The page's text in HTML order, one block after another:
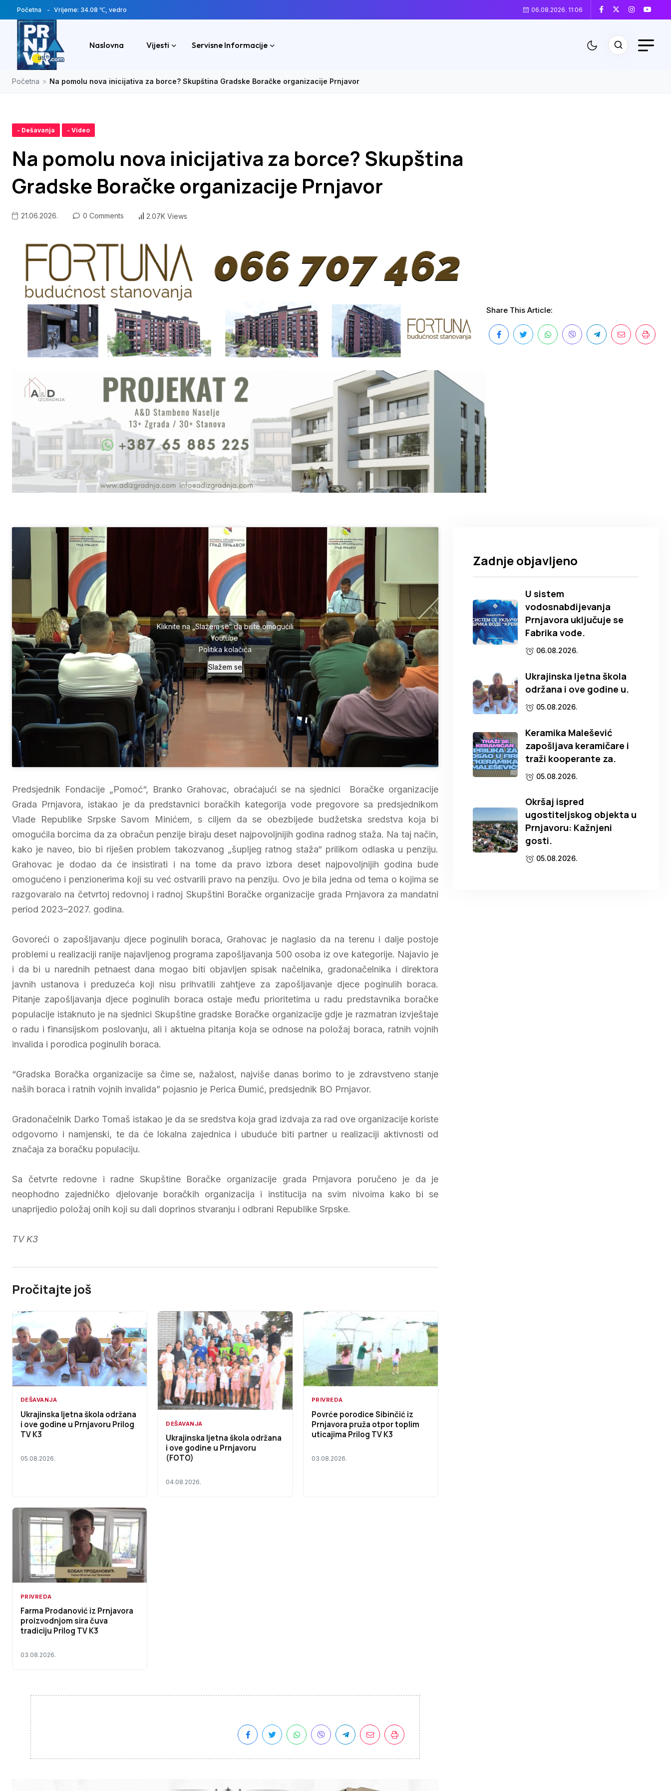
Početna Vrijeme: 34.08 ℃, vedro 06.08.2026. 11:06
Naslovna Vijesti Servisne Informacije
Početna » Na pomolu nova inicijativa za borce? Skupština Gradske Boračke organizacije Prnjavor
- Dešavanja - Video
Na pomolu nova inicijativa za borce? Skupština
Gradske Boračke organizacije Prnjavor
21.06.2026. 0 Comments 2.07K Views
Share This Article:
Kliknite na „Slažem se“ da biste omogućili
Youtube
Politika kolačića
Slažem se
Predsjednik Fondacije „Pomoć“, Branko Grahovac, obraćajući se na sjednici Boračke organizacije
Grada Prnjavora, istakao je da predstavnici boračkih kategorija vode pregovore sa predsjednikom
Vlade Republike Srpske Savom Minićem, s ciljem da se obezbijede budžetska sredstva koja bi
omogućila borcima da za obračun penzije biraju deset najpovoljnijih godina radnog staža. Na taj način,
kako je naveo, bio bi riješen problem takozvanog „šupljeg ratnog staža“ prilikom odlaska u penziju.
Grahovac je dodao da će insistirati i na tome da pravo izbora deset najpovoljnijih godina bude
omogućeno i penzionerima koji su već ostvarili pravo na penziju. Ovo je bila jedna od tema o kojima se
razgovaralo na četvrtoj redovnoj i radnoj Skupštini Boračke organizacije grada Prnjavora za mandatni
period 2023–2027. godina.
Govoreći o zapošljavanju djece poginulih boraca, Grahovac je naglasio da na terenu i dalje postoje
problemi u realizaciji ranije najavljenog programa zapošljavanja 500 osoba iz ove kategorije. Najavio je
i da bi u narednih petnaest dana mogao biti objavljen spisak načelnika, gradonačelnika i direktora
javnih ustanova i preduzeća koji nisu prihvatili zahtjeve za zapošljavanje djece poginulih boraca.
Pitanje zapošljavanja djece poginulih boraca ostaje među prioritetima u radu predstavnika boračke
populacije istaknuto je na sjednici Skupštine gradske Boračke organizacije gdje je razmatran izvještaje
o radu i finansijskom poslovanju, ali i aktuelna pitanja koja se odnose na položaj boraca, ratnih vojnih
invalida i porodica poginulih boraca.
“Gradska Boračka organizacije sa čime se, nažalost, najviše danas borimo to je zdravstveno stanje
naših boraca i ratnih vojnih invalida” pojasnio je Perica Đumić, predsjednik BO Prnjavor.
Gradonačelnik Darko Tomaš istakao je da se sredstva koja grad izdvaja za rad ove organizacije koriste
odgovorno i namjenski, te da će lokalna zajednica i ubuduće biti partner u realizaciji aktivnosti od
značaja za boračku populaciju.
Sa četvrte redovne i radne Skupštine Boračke organizacije grada Prnjavora poručeno je da je
neophodno zajedničko djelovanje boračkih organizacija i institucija na svim nivoima kako bi se
unaprijedio položaj onih koji su dali doprinos stvaranju i odbrani Republike Srpske.
TV K3
Pročitajte još
DEŠAVANJA
Ukrajinska ljetna škola održana
i ove godine u Prnjavoru Prilog
TV K3
05.08.2026.
DEŠAVANJA
Ukrajinska ljetna škola održana
i ove godine u Prnjavoru
(FOTO)
04.08.2026.
PRIVREDA
Povrće porodice Sibinčić iz
Prnjavora pruža otpor toplim
uticajima Prilog TV K3
03.08.2026.
PRIVREDA
Farma Prodanović iz Prnjavora
proizvodnjom sira čuva
tradiciju Prilog TV K3
03.08.2026.
Zadnje objavljeno
U sistem
vodosnabdijevanja
Prnjavora uključuje se
Fabrika vode.
06.08.2026.
Ukrajinska ljetna škola
održana i ove godine u.
05.08.2026.
Keramika Malešević
zapošljava keramičare i
traži kooperante za.
05.08.2026.
Okršaj ispred
ugostiteljskog objekta u
Prnjavoru: Kažnjeni
gosti.
05.08.2026.